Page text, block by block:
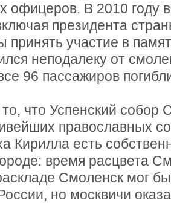
офицеров. В 2010 году
президента
принять участие в
неподалеку от
96 пассажиров
что Успенский собор
православных
Кирилла есть
время расцвета
Смоленск мог
но москвичи